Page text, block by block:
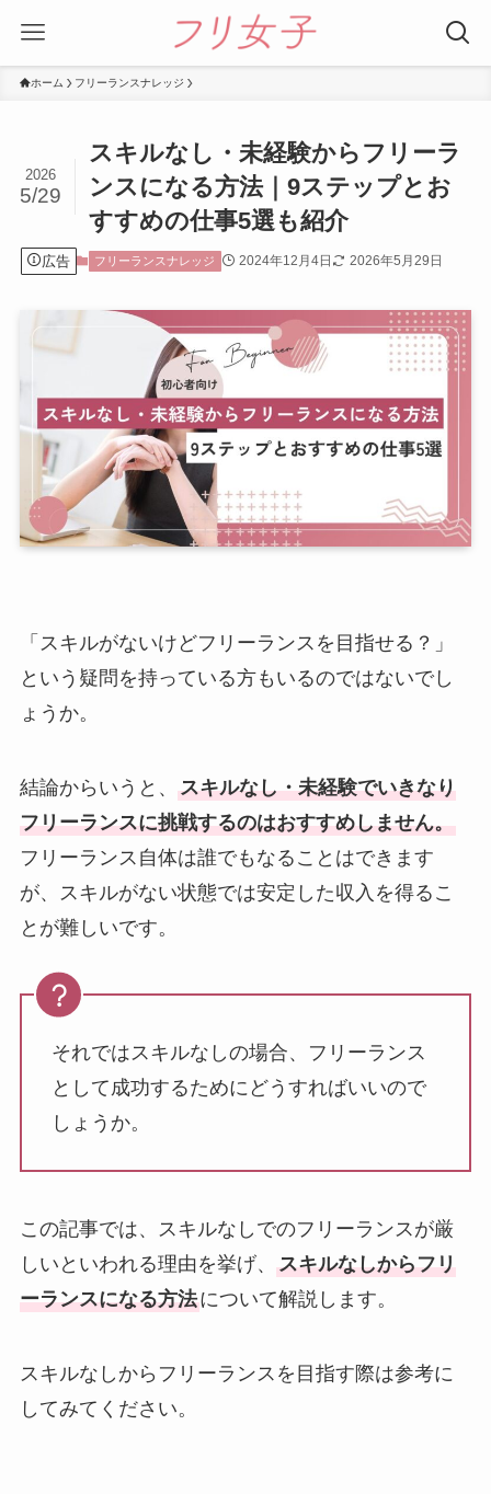
ホーム フリーランスナレッジ
スキルなし・未経験からフリーラ
ンスになる方法｜9ステップとお
すすめの仕事5選も紹介
2026
5/29
広告 フリーランスナレッジ 2024年12月4日 2026年5月29日
「スキルがないけどフリーランスを目指せる？」
という疑問を持っている方もいるのではないでし
ょうか。
結論からいうと、 スキルなし・未経験でいきなり
フリーランスに挑戦するのはおすすめしません。
フリーランス自体は誰でもなることはできます
が、スキルがない状態では安定した収入を得るこ
とが難しいです。
それではスキルなしの場合、フリーランス
として成功するためにどうすればいいので
しょうか。
この記事では、スキルなしでのフリーランスが厳
しいといわれる理由を挙げ、 スキルなしからフリ
ーランスになる方法について解説します。
スキルなしからフリーランスを目指す際は参考に
してみてください。